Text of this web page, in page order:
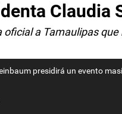
Claudia
oficial a Tamaulipas
presidirá un evento